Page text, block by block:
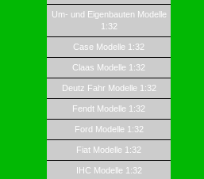
Um- und Eigenbauten Modelle
1:32
Case Modelle 1:32
Claas Modelle 1:32
Deutz Fahr Modelle 1:32
Fendt Modelle 1:32
Ford Modelle 1:32
Fiat Modelle 1:32
IHC Modelle 1:32